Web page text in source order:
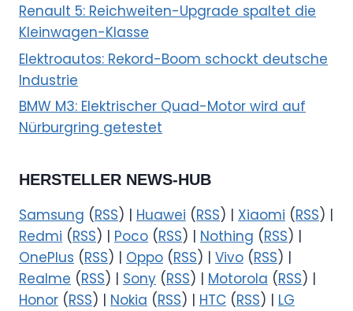
Renault 5: Reichweiten-Upgrade spaltet die
Kleinwagen-Klasse
Elektroautos: Rekord-Boom schockt deutsche
Industrie
BMW M3: Elektrischer Quad-Motor wird auf
Nürburgring getestet
HERSTELLER NEWS-HUB
Samsung (RSS) | Huawei (RSS) | Xiaomi (RSS) |
Redmi (RSS) | Poco (RSS) | Nothing (RSS) |
OnePlus (RSS) | Oppo (RSS) | Vivo (RSS) |
Realme (RSS) | Sony (RSS) | Motorola (RSS) |
Honor (RSS) | Nokia (RSS) | HTC (RSS) | LG